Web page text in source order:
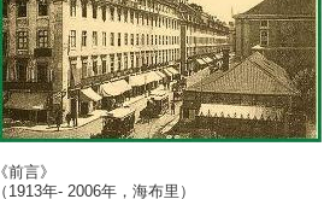
《前言》
（1913年- 2006年，海布里）